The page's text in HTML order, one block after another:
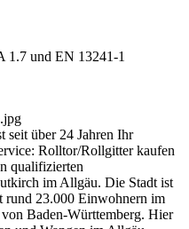
1.7 und EN 13241-1
seit über 24 Jahren Ihr
Rolltor/Rollgitter kaufen
qualifizierten
im Allgäu. Die Stadt ist
rund 23.000 Einwohnern im
Baden-Württemberg. Hier